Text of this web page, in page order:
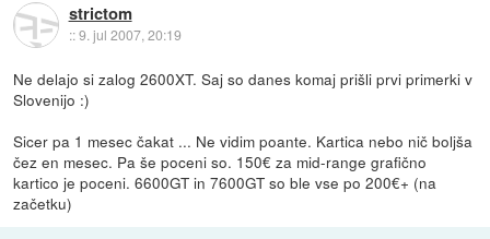
strictom
::9. jul 2007, 20:19
Ne delajo si zalog 2600XT. Saj so danes komaj prišli prvi primerki v
Slovenijo :)
Sicer pa 1 mesec čakat ... Ne vidim poante. Kartica nebo nič boljša
čez en mesec. Pa še poceni so. 150€ za mid-range grafično
kartico je poceni. 6600GT in 7600GT so ble vse po 200€+ (na
začetku)